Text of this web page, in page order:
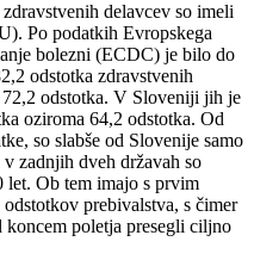
delavcev so imeli
Po podatkih Evropskega
bolezni (ECDC) je bilo do
odstotka zdravstvenih
odstotka. V Sloveniji jih je
oziroma 64,2 odstotka. Od
so slabše od Slovenije samo
zadnjih dveh državah so
let. Ob tem imajo s prvim
prebivalstva, s čimer
poletja presegli ciljno